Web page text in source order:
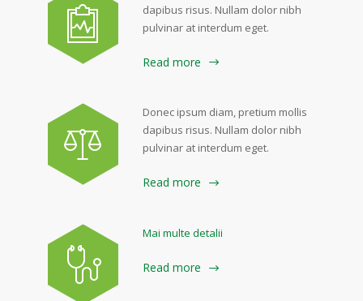
dapibus risus. Nullam dolor nibh
pulvinar at interdum eget.
Read more
Donec ipsum diam, pretium mollis
dapibus risus. Nullam dolor nibh
pulvinar at interdum eget.
Read more
Mai multe detalii
Read more